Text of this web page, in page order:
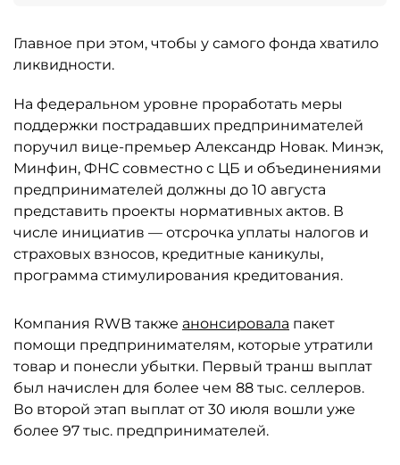
Главное при этом, чтобы у самого фонда хватило
ликвидности.
На федеральном уровне проработать меры
поддержки пострадавших предпринимателей
поручил вице-премьер Александр Новак. Минэк,
Минфин, ФНС совместно с ЦБ и объединениями
предпринимателей должны до 10 августа
представить проекты нормативных актов. В
числе инициатив — отсрочка уплаты налогов и
страховых взносов, кредитные каникулы,
программа стимулирования кредитования.
Компания RWB также анонсировала пакет
помощи предпринимателям, которые утратили
товар и понесли убытки. Первый транш выплат
был начислен для более чем 88 тыс. селлеров.
Во второй этап выплат от 30 июля вошли уже
более 97 тыс. предпринимателей.